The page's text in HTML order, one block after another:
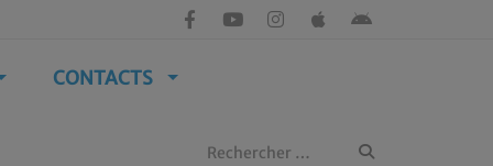
CONTACTS